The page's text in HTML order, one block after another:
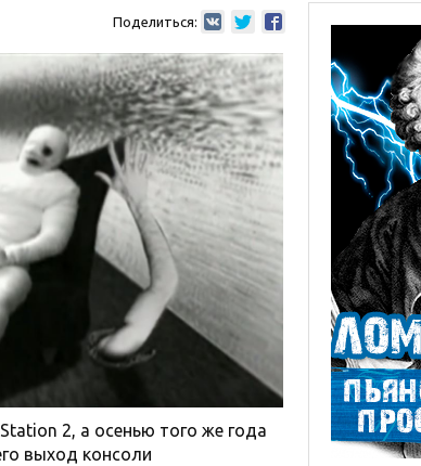
Поделиться:
2, а осенью того же года
выход консоли